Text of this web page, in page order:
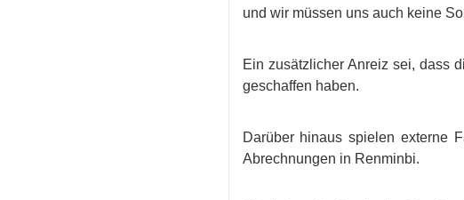
und wir müssen uns auch keine
Ein zusätzlicher Anreiz sei, dass
geschaffen haben.
Darüber hinaus spielen externe
Abrechnungen in Renminbi.